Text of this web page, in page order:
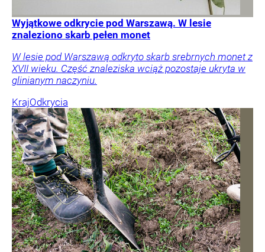
Wyjątkowe odkrycie pod Warszawą. W lesie
znaleziono skarb pełen monet
W lesie pod Warszawą odkryto skarb srebrnych monet z
XVII wieku. Część znaleziska wciąż pozostaje ukryta w
glinianym naczyniu.
KrajOdkrycia